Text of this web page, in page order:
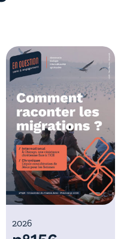
2026